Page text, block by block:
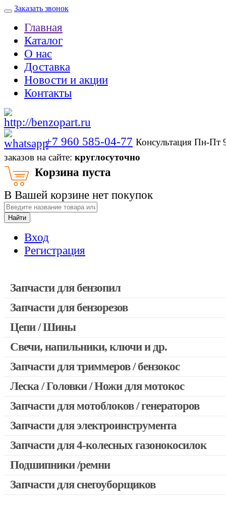
Заказать звонок
Главная
Каталог
О нас
Доставка
Новости и акции
Контакты
+7 960 585-04-77 Консультация Пн-
заказов на сайте: круглосуточно
Корзина пуста
В Вашей корзине нет покупок
Найти
Вход
Регистрация
Запчасти для бензопил
Запчасти для бензопил Stihl
Запчасти для бензопил Husqvarna, Partner
Запчасти для бензопил Oleo-mac, Echo и др.
Запчасти для бензорезов
Цепи / Шины
Свечи, напильники, ключи и др.
Запчасти для триммеров / бензокос
Запчасти для Китайских триммеров
Запчасти для мотокос Stihl / Husqvarna / Oleo-mac / Echo и
Леска / Головки / Ножи для мотокос
Запчасти для мотоблоков / генераторов
Запчасти для электроинструмента
Двигатели, редукторы для шуруповертов
Выключатели, переключатели
Запчасти для УШМ (болгарок)
Запчасти для 4-колесных газонокосилок
Подшипники /ремни
Запчасти для снегоуборщиков